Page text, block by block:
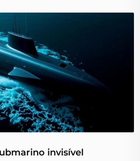
invisível